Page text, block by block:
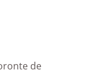
de